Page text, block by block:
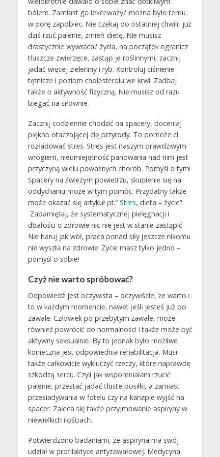
bólem. Zamiast go lekceważyć można było temu
w porę zapobiec. Nie czekaj do ostatniej chwili, już
dziś rzuć palenie, zmień dietę. Nie musisz
drastycznie wywracać życia, na początek ogranicz
tłuszcze zwierzęce, zastąp je roślinnymi, zacznij
jadać więcej zieleniny i ryb. Kontroluj ciśnienie
tętnicze i poziom cholesterolu we krwi. Zadbaj
także o aktywność fizyczną. Nie musisz od razu
biegać na siłownie.
Zacznij codziennie chodzić na spacery, doceniaj
piękno otaczającej cię przyrody. To pomoże ci
rozładować stres. Stres jest naszym prawdziwym
wrogiem, nieumiejętność panowania nad nim jest
przyczyną wielu poważnych chorób. Pomyśl o tym!
Spacery na świeżym powietrzu, skupienie się na
oddychaniu może w tym pomóc. Przydatny także
może okazać się artykuł pt.” Stres, dieta – życie”.
Zapamiętaj, że systematycznej pielęgnacji i
dbałości o zdrowie nic nie jest w stanie zastąpić.
Nie haruj jak wół, praca ponad siły jeszcze nikomu
nie wyszła na zdrowie. Życie masz tylko jedno –
pomyśl o sobie!
Czyż nie warto spróbować?
Odpowiedź jest oczywista – oczywiście, że warto i
to w każdym momencie, nawet jeśli jesteś już po
zawale. Człowiek po przebytym zawale, może
również powrócić do normalności i także może być
aktywny seksualnie. By to jednak było możliwe
konieczna jest odpowiednia rehabilitacja. Musi
także całkowicie wykluczyć rzeczy, które naprawdę
szkodzą sercu. Czyli jak wspomniałam rzucić
palenie, przestać jadać tłuste posiłki, a zamiast
przesiadywania w fotelu czy na kanapie wyjść na
spacer. Zaleca się także przyjmowanie aspiryny w
niewielkich ilościach.
Potwierdzono badaniami, że aspiryna ma swój
udział w profilaktyce antyzawałowej. Medycyna